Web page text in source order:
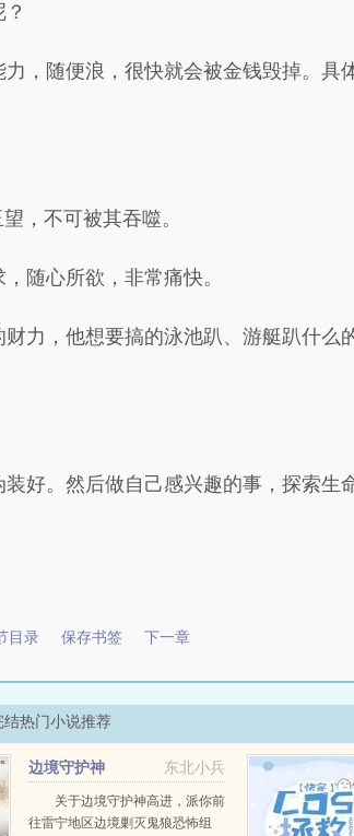
，随便浪，很快就会被金钱毁掉。具
，不可被其吞噬。
随心所欲，非常痛快。
力，他想要搞的泳池趴、游艇趴什么
好。然后做自己感兴趣的事，探索生
目录 保存书签 下一章
结热门小说推荐
东北小兵
边境守护神
关于边境守护神高进，派你前
往雷宁地区边境剿灭鬼狼恐怖组